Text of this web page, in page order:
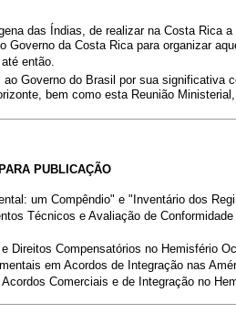
das Índias, de realizar na Costa
Governo da Costa Rica para organizar
então.
Governo do Brasil por sua
bem como esta Reunião
PUBLICAÇÃO
um Compêndio" e "Inventário dos
Técnicos e Avaliação de
Direitos Compensatórios no Hemisfério
em Acordos de Integração nas
Comerciais e de Integração no